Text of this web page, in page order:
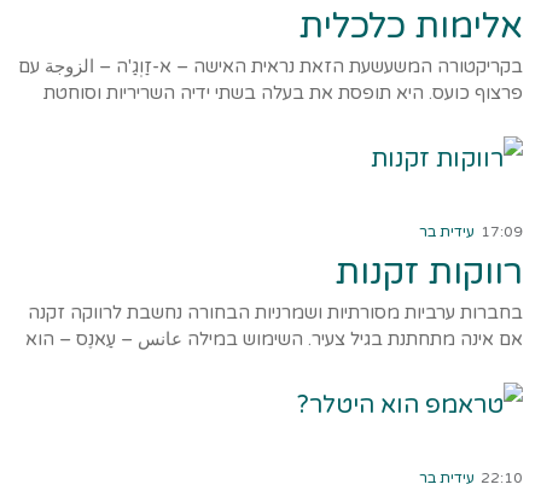
אלימות כלכלית
בקריקטורה המשעשעת הזאת נראית האישה – א-זַוְגַ'ה – الزوجة עם
פרצוף כועס. היא תופסת את בעלה בשתי ידיה השריריות וסוחטת
17:09 עידית בר
רווקות זקנות
בחברות ערביות מסורתיות ושמרניות הבחורה נחשבת לרווקה זקנה
אם אינה מתחתנת בגיל צעיר. השימוש במילה عانس – עַאנֶס – הוא
22:10 עידית בר